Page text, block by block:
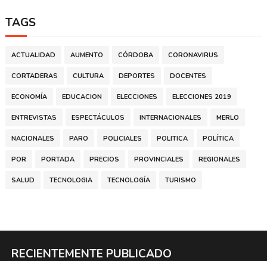
TAGS
ACTUALIDAD AUMENTO CÓRDOBA CORONAVIRUS
CORTADERAS CULTURA DEPORTES DOCENTES
ECONOMÍA EDUCACION ELECCIONES ELECCIONES 2019
ENTREVISTAS ESPECTÁCULOS INTERNACIONALES MERLO
NACIONALES PARO POLICIALES POLITICA POLÍTICA
POR PORTADA PRECIOS PROVINCIALES REGIONALES
SALUD TECNOLOGIA TECNOLOGÍA TURISMO
RECIENTEMENTE PUBLICADO